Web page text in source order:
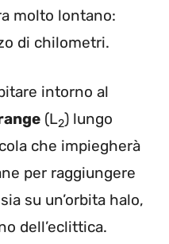
molto lontano:
di chilometri.
intorno al
(L2) lungo
che impiegherà
per raggiungere
su un’orbita halo,
dell’eclittica.